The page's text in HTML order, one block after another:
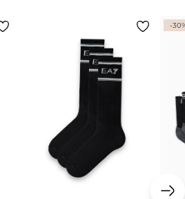
-